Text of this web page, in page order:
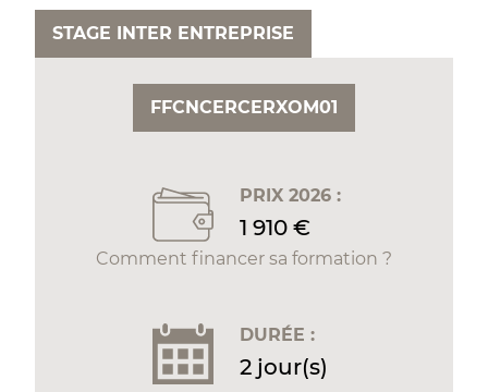
FFCNCERCERXOM01
STAGE INTER ENTREPRISE
PRIX 2026 :
1 910 €
Comment financer sa formation ?
DURÉE :
2 jour(s)